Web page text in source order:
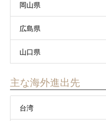
岡山県
広島県
山口県
主な海外進出先
台湾